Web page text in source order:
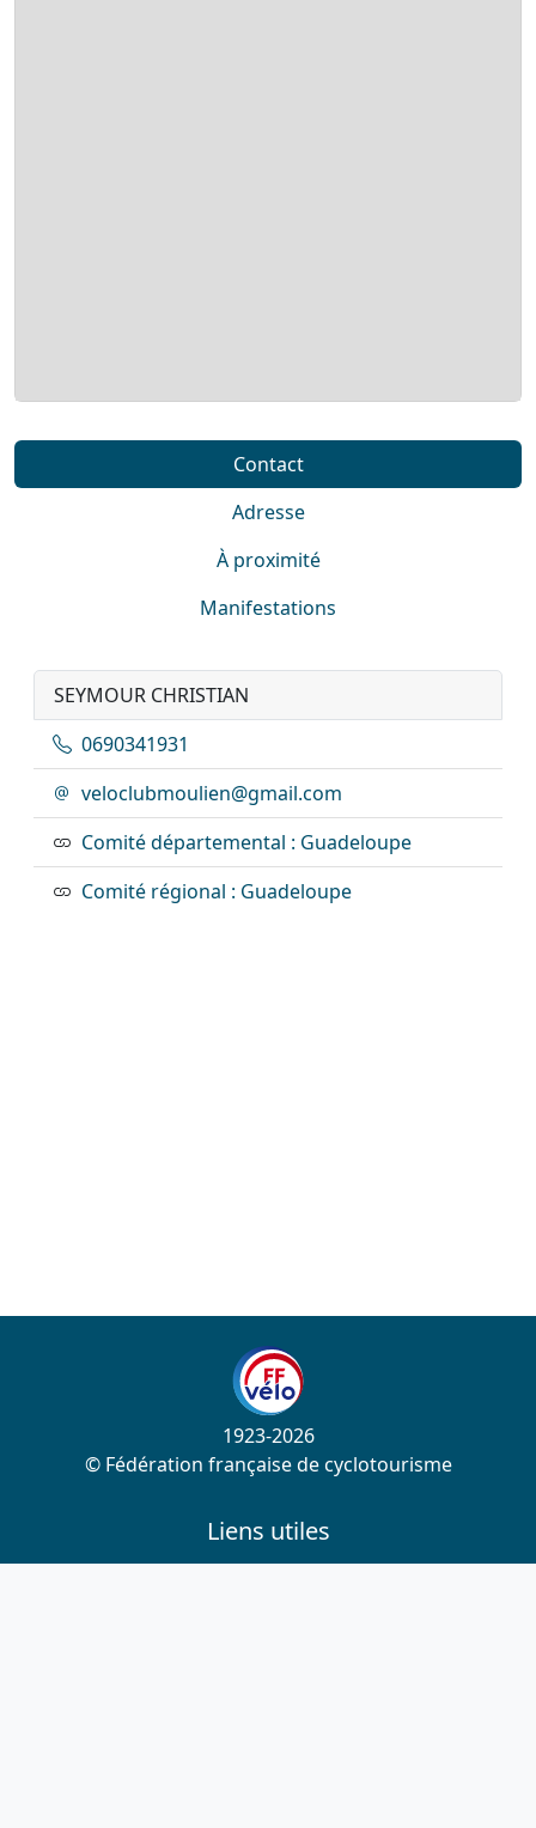
Contact
Adresse
À proximité
Manifestations
SEYMOUR CHRISTIAN
0690341931
veloclubmoulien@gmail.com
Comité départemental : Guadeloupe
Comité régional : Guadeloupe
1923-2026
© Fédération française de cyclotourisme
Liens utiles
Cotation des circuits